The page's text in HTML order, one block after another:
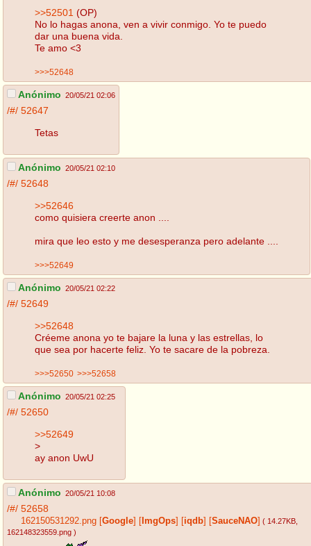
>>52501 (OP)
No lo hagas anona, ven a vivir conmigo. Yo te puedo
dar una buena vida.
Te amo <3
>>>52648
Anónimo 20/05/21 02:06
/#/ 52647
Tetas
Anónimo 20/05/21 02:10
/#/ 52648
>>52646
como quisiera creerte anon ....
mira que leo esto y me desesperanza pero adelante ....
>>>52649
Anónimo 20/05/21 02:22
/#/ 52649
>>52648
Créeme anona yo te bajare la luna y las estrellas, lo
que sea por hacerte feliz. Yo te sacare de la pobreza.
>>>52650 >>>52658
Anónimo 20/05/21 02:25
/#/ 52650
>>52649
>
ay anon UwU
Anónimo 20/05/21 10:08
/#/ 52658
162150531292.png Google ImgOps iqdb SauceNAO ( 14.27KB
162148323559.png )